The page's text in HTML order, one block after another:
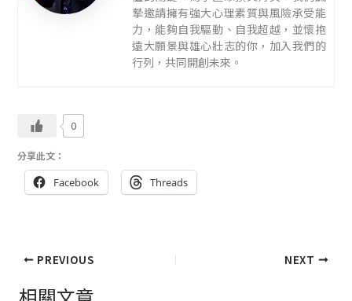
摯邀請擁有強大心理素質與風險承受能
力，能夠自我驅動、自我超越，並懷抱
遠大願景與雄心壯志的你，加入我們的
行列，共同開創未來。
0
分享此文：
Facebook Threads
PREVIOUS NEXT